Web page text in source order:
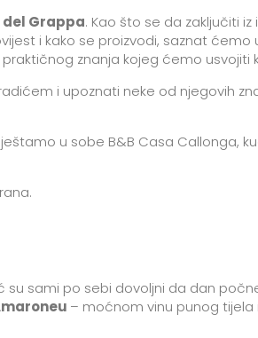
del Grappa. Kao što se da zaključiti
i kako se proizvodi, saznat
znanja kojeg ćemo usvojiti
i upoznati neke od njegovih
u sobe B&B Casa Callonga,
sami po sebi dovoljni da dan
– moćnom vinu punog tijela